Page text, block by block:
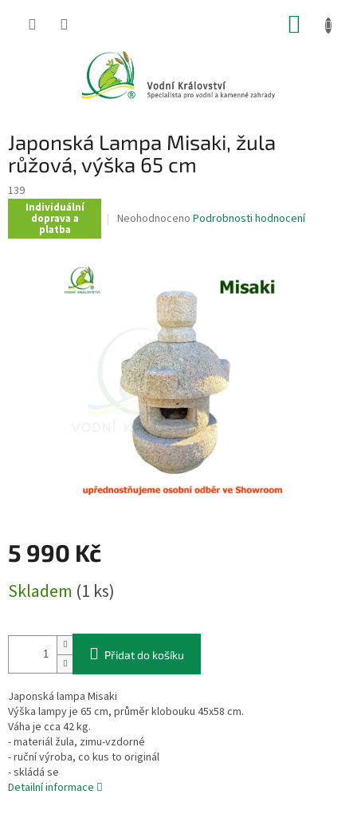
Japonská Lampa Misaki, žula
růžová, výška 65 cm
139
Individuální
doprava a
platba
Průměrné
hvězdiček.
Neohodnoceno Podrobnosti hodnocení
5 990 Kč
cena:
Skladem (1 ks)
Přidat do košíku
Japonská lampa Misaki
Výška lampy je 65 cm, průměr klobouku 45x58 cm.
Váha je cca 42 kg.
- materiál žula, zimu-vzdorné
- ruční výroba, co kus to originál
- skládá se
Detailní informace